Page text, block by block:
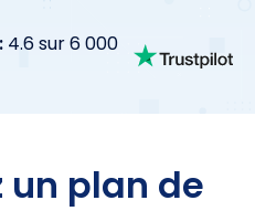
4.6 sur 6 000
un plan de